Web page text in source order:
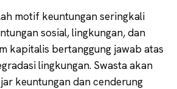
motif keuntungan seringkali
sosial, lingkungan, dan
kapitalis bertanggung jawab atas
lingkungan. Swasta akan
keuntungan dan cenderung